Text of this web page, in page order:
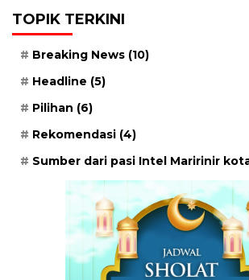
TOPIK TERKINI
Breaking News (10)
Headline (5)
Pilihan (6)
Rekomendasi (4)
Sumber dari pasi Intel Maririnir